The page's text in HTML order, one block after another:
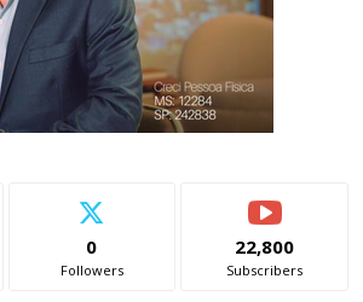
0
Followers
22,800
Subscribers